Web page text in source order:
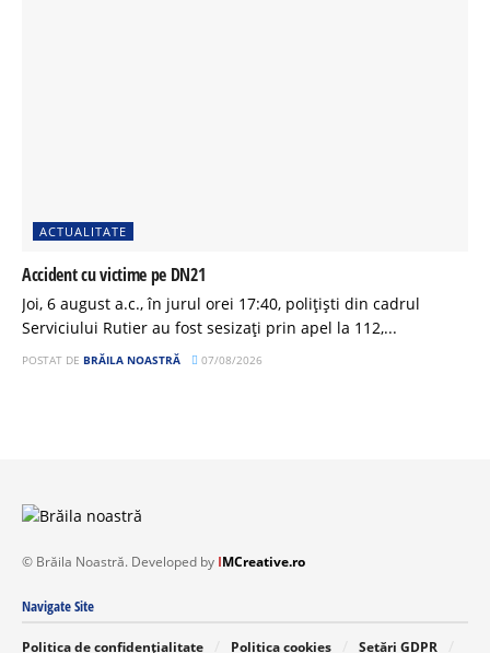
ACTUALITATE
Accident cu victime pe DN21
Joi, 6 august a.c., în jurul orei 17:40, polițiști din cadrul
Serviciului Rutier au fost sesizați prin apel la 112,...
POSTAT DE BRĂILA NOASTRĂ 07/08/2026
© Brăila Noastră. Developed by IMCreative.ro
Navigate Site
Politica de confidențialitate Politica cookies Setări GDPR